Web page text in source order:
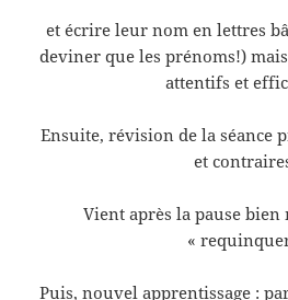
et écrire leur nom en lettres
deviner que les prénoms!)
attentifs et
Ensuite, révision de la séance
et
Vient après la pause bien
«
Puis, nouvel apprentissage :